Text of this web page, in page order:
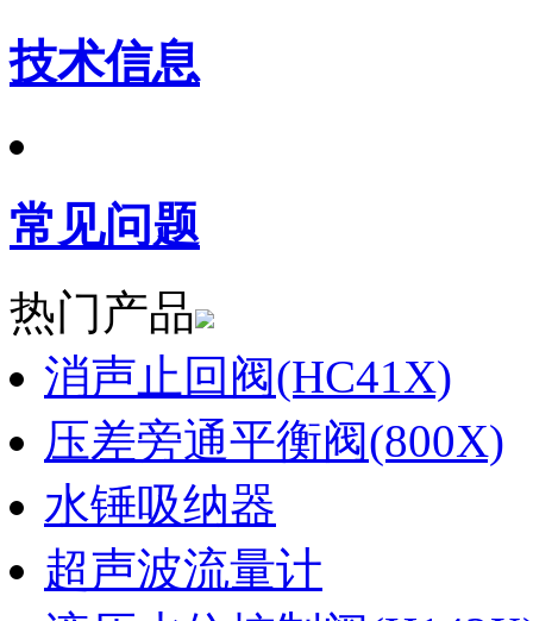
技术信息
常见问题
热门产品
消声止回阀(HC41X)
压差旁通平衡阀(800X)
水锤吸纳器
超声波流量计